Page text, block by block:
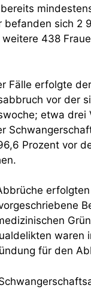
befanden sich 2
438
Fälle erfolgte der
vor der
etwa drei
Prozent vor
waren
für den